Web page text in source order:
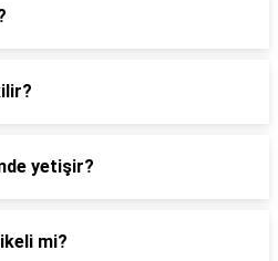
yetişir?
mi?